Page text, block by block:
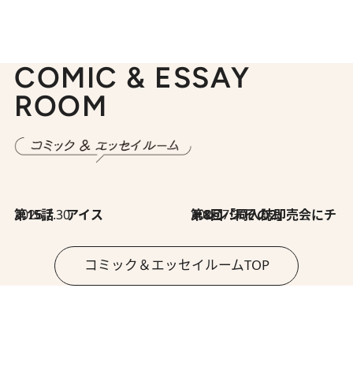
COMIC & ESSAY
ROOM
2026.7.30
第15話 アイス 2026.7.30
第8回「同人誌即売会にチャレンジ その2」
コミック＆エッセイルームTOP